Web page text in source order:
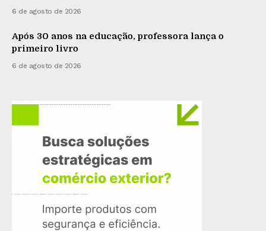
6 de agosto de 2026
Após 30 anos na educação, professora lança o
primeiro livro
6 de agosto de 2026